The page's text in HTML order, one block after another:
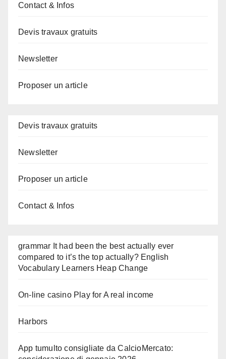
Contact & Infos
Devis travaux gratuits
Newsletter
Proposer un article
Devis travaux gratuits
Newsletter
Proposer un article
Contact & Infos
grammar It had been the best actually ever
compared to it’s the top actually? English
Vocabulary Learners Heap Change
On-line casino Play for A real income
Harbors
App tumulto consigliate da CalcioMercato: